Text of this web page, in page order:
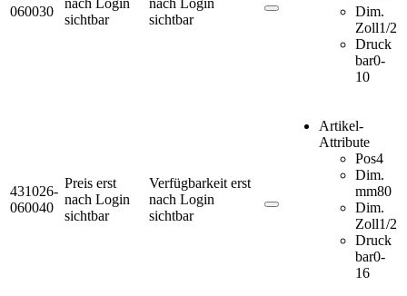
060030
nach Login
sichtbar
nach Login
sichtbar
Dim.
Zoll1/2
Druck
bar0-
10
431026-
060040
Preis erst
nach Login
sichtbar
Verfügbarkeit erst
nach Login
sichtbar
Artikel-
Attribute
Pos4
Dim.
mm80
Dim.
Zoll1/2
Druck
bar0-
16